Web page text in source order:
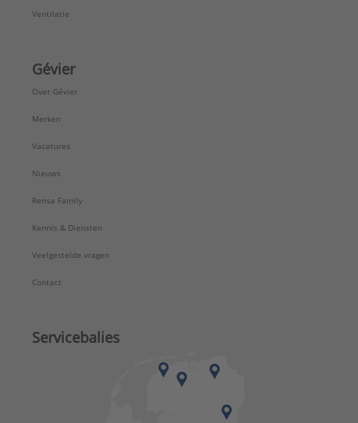
Ventilatie
Gévier
Over Gévier
Merken
Vacatures
Nieuws
Rensa Family
Kennis & Diensten
Veelgestelde vragen
Contact
Servicebalies